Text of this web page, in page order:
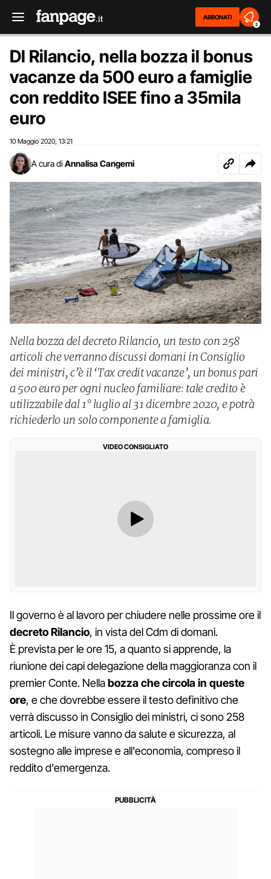
ABBONATI
2
Dl Rilancio, nella bozza il bonus
vacanze da 500 euro a famiglie
con reddito ISEE fino a 35mila
euro
10 Maggio 2020 13:21
A cura di Annalisa Cangemi
Nella bozza del decreto Rilancio, un testo con 258
articoli che verranno discussi domani in Consiglio
dei ministri, c’è il ‘Tax credit vacanze’, un bonus pari
a 500 euro per ogni nucleo familiare: tale credito è
utilizzabile dal 1° luglio al 31 dicembre 2020, e potrà
richiederlo un solo componente a famiglia.
VIDEO CONSIGLIATO
Il governo è al lavoro per chiudere nelle prossime ore il
decreto Rilancio, in vista del Cdm di domani.
È prevista per le ore 15, a quanto si apprende, la
riunione dei capi delegazione della maggioranza con il
premier Conte. Nellabozza che circola in queste
ore, e che dovrebbe essere il testo definitivo che
verrà discusso in Consiglio dei ministri, ci sono 258
articoli. Le misure vanno da salute e sicurezza, al
sostegno alle imprese e all'economia, compreso il
reddito d'emergenza.